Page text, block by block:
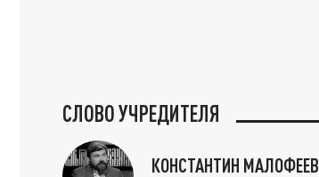
СЛОВО УЧРЕДИТЕЛЯ
КОНСТАНТИН МАЛОФЕЕВ